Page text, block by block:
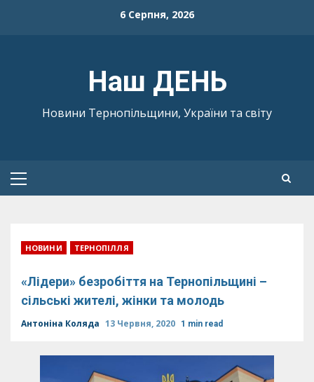
6 Серпня, 2026
Наш ДЕНЬ
Новини Тернопільщини, України та світу
Primary
НОВИНИ ТЕРНОПІЛЛЯ
«Лідери» безробіття на Тернопільщині –
сільські жителі, жінки та молодь
Антоніна Коляда 13 Червня, 2020 1 min read